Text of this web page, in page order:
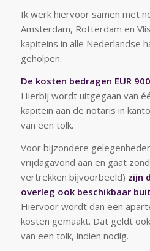
Ik werk hiervoor samen met
Amsterdam, Rotterdam en
kapiteins in alle Nederlandse
geholpen.
De kosten bedragen EUR
Hierbij wordt uitgegaan van
kapitein aan de notaris in
van een tolk.
Voor bijzondere
vrijdagavond aan en gaat
vertrekken bijvoorbeeld) zijn
overleg ook beschikbaar
Hiervoor wordt dan een
kosten gemaakt. Dat geldt
van een tolk, indien nodig.